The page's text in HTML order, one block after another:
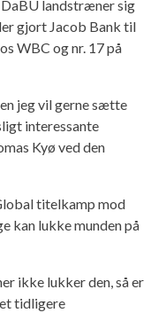
landstræner sig
gjort Jacob Bank til
WBC og nr. 17 på
jeg vil gerne sætte
interessante
Kyø ved den
titelkamp mod
kan lukke munden på
ikke lukker den, så er
tidligere